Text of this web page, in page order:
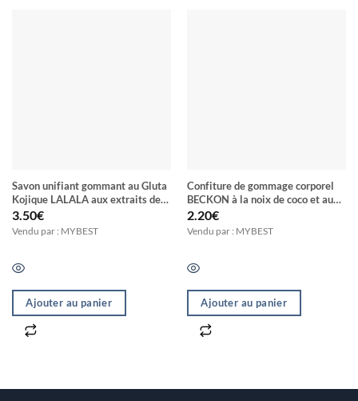
Savon unifiant gommant au Gluta
Kojique LALALA aux extraits de
plantes et de poudre d’Abricot
3.50€
Vendu par : MYBEST
Ajouter au panier
Confiture de gommage corporel
BECKON à la noix de coco et aux
exfoliants 100% naturels
2.20€
Vendu par : MYBEST
Ajouter au panier